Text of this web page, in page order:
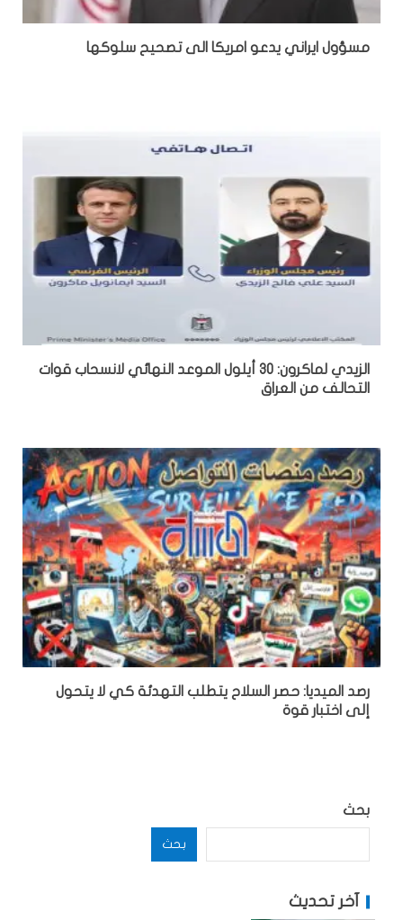
مسؤول ايراني يدعو امريكا الى تصحيح سلوكها
الزيدي لماكرون: 30 أيلول الموعد النهائي لانسحاب قوات
التحالف من العراق
رصد الميديا: حصر السلاح يتطلب التهدئة كي لا يتحول
إلى اختبار قوة
بحث
بحث
آخر تحديث